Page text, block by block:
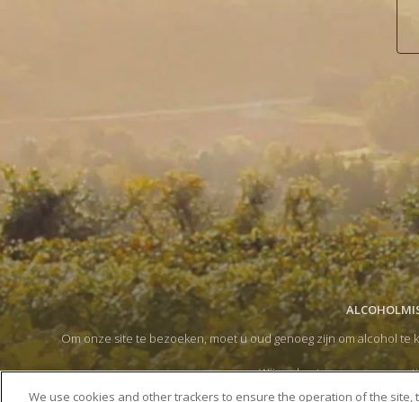
Om onze site te bezoeken, moet u oud genoeg zijn om alcohol te
Wij ondersteunen een
Door op de doorgaan-pijl te klikken,
We use cookies and other trackers to ensure the operation of the